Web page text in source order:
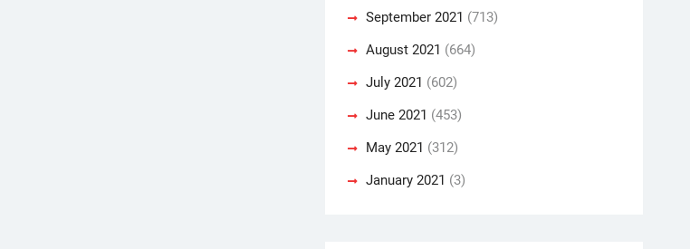
September 2021 (713)
August 2021 (664)
July 2021 (602)
June 2021 (453)
May 2021 (312)
January 2021 (3)